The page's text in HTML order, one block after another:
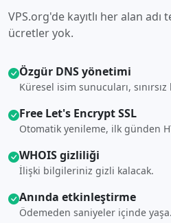
VPS.org'de kayıtlı her alan
ücretler yok.
Özgür DNS yönetimi
Küresel isim sunucuları, sınırsız
Free Let's Encrypt SSL
Otomatik yenileme, ilk günden
WHOIS gizliliği
İlişki bilgileriniz gizli kalacak.
Anında etkinleştirme
Ödemeden saniyeler içinde yaşa.